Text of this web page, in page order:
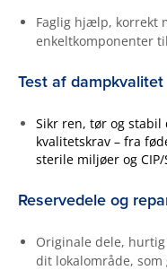
Faglig hjælp, korrekt
enkeltkomponenter
Test af dampkvalitet
Sikr ren, tør og
kvalitetskrav – fra
sterile miljøer og CIP/
Reservedele og
Originale dele,
dit lokalområde,